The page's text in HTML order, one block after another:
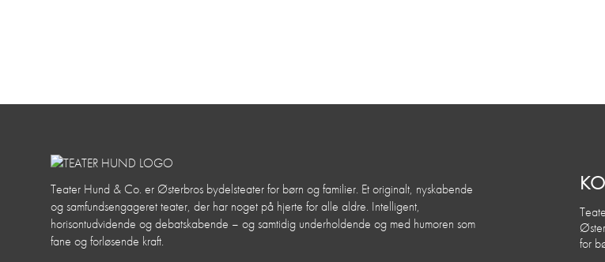
Teater Hund & Co. er Østerbros bydelsteater for børn og familier. Et originalt, nyskabende
og samfundsengageret teater, der har noget på hjerte for alle aldre. Intelligent,
horisontudvidende og debatskabende – og samtidig underholdende og med humoren som
fane og forløsende kraft.
for